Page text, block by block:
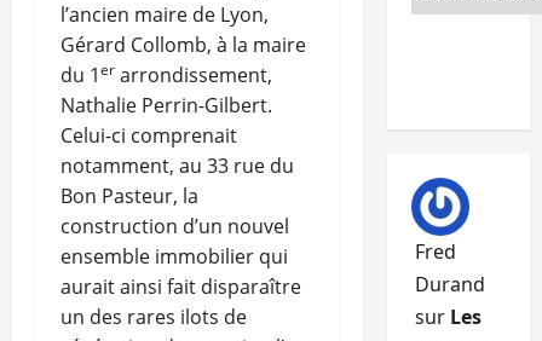
l’ancien maire de Lyon,
Gérard Collomb, à la maire
du 1er arrondissement,
Nathalie Perrin-Gilbert.
Celui-ci comprenait
notamment, au 33 rue du
Bon Pasteur, la
construction d’un nouvel
ensemble immobilier qui
aurait ainsi fait disparaître
un des rares ilots de
Fred
Durand
sur Les